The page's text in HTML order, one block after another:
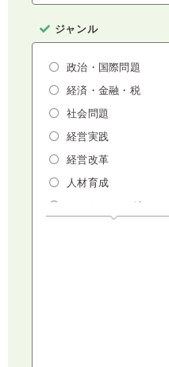
ジャンル
政治・国際問題
経済・金融・税
社会問題
経営実践
経営改革
人材育成
マーケティング